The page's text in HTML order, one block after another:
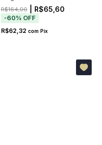
R$164,00| R$65,60
-60% OFF
R$62,32 com Pix